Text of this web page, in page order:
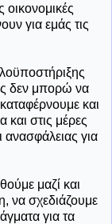
οικονομικές
για εμάς τις
δεν μπορώ να
και
και στις μέρες
για
μαζί και
να σχεδιάζουμε
για τα